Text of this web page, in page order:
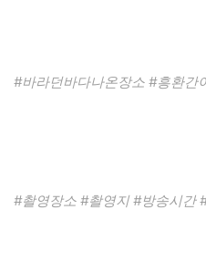
#바라던바다나온장소 #흥환간
#촬영장소 #촬영지 #방송시간